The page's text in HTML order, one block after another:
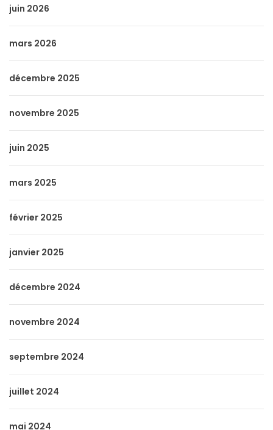
juin 2026
mars 2026
décembre 2025
novembre 2025
juin 2025
mars 2025
février 2025
janvier 2025
décembre 2024
novembre 2024
septembre 2024
juillet 2024
mai 2024